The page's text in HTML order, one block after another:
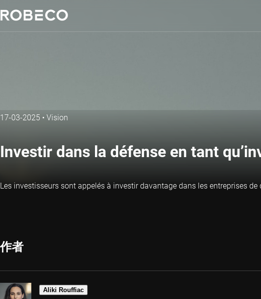
17-03-2025 • Vision
Investir dans la défense en tant
Les investisseurs sont appelés à investir davantage dans les entreprises
作者
Aliki Rouffiac